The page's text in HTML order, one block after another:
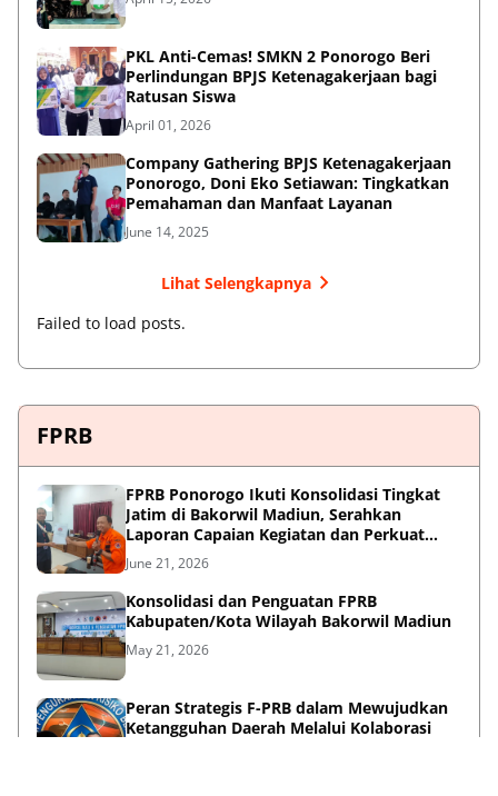
PKL Anti-Cemas! SMKN 2 Ponorogo Beri
Perlindungan BPJS Ketenagakerjaan bagi
Ratusan Siswa
April 01, 2026
Company Gathering BPJS Ketenagakerjaan
Ponorogo, Doni Eko Setiawan: Tingkatkan
Pemahaman dan Manfaat Layanan
June 14, 2025
Lihat Selengkapnya
Failed to load posts.
FPRB
FPRB Ponorogo Ikuti Konsolidasi Tingkat
Jatim di Bakorwil Madiun, Serahkan
Laporan Capaian Kegiatan dan Perkuat
Sinergi Pentahelix
June 21, 2026
Konsolidasi dan Penguatan FPRB
Kabupaten/Kota Wilayah Bakorwil Madiun
May 21, 2026
Peran Strategis F-PRB dalam Mewujudkan
Ketangguhan Daerah Melalui Kolaborasi